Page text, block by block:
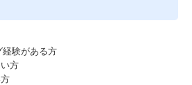
経験がある方
方